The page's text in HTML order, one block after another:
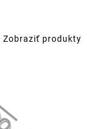
Zobraziť produkty